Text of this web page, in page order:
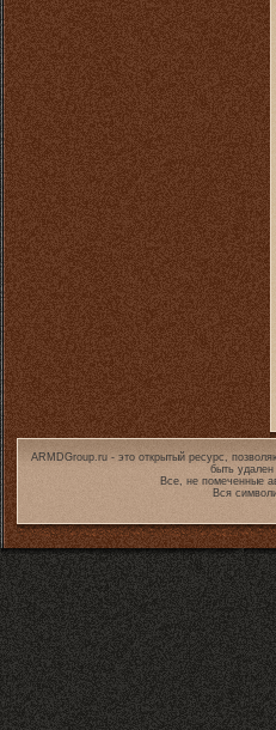
ARMDGroup.ru - это открытый ресурс,
быть
Все, не помеченные
Вся